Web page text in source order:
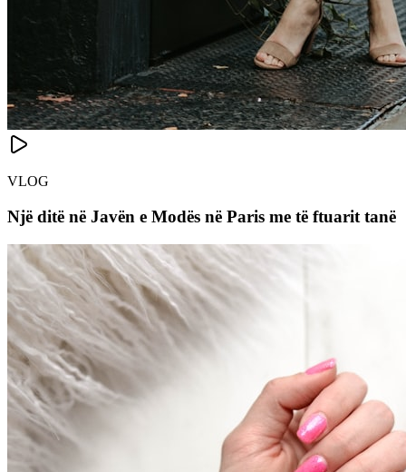
VLOG
Një ditë në Javën e Modës në Paris me të ftuarit tanë